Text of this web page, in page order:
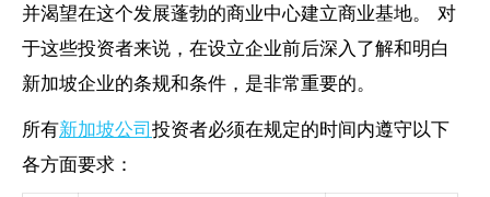
并渴望在这个发展蓬勃的商业中心建立商业基地。 对
于这些投资者来说，在设立企业前后深入了解和明白
新加坡企业的条规和条件，是非常重要的。
所有新加坡公司投资者必须在规定的时间内遵守以下
各方面要求：